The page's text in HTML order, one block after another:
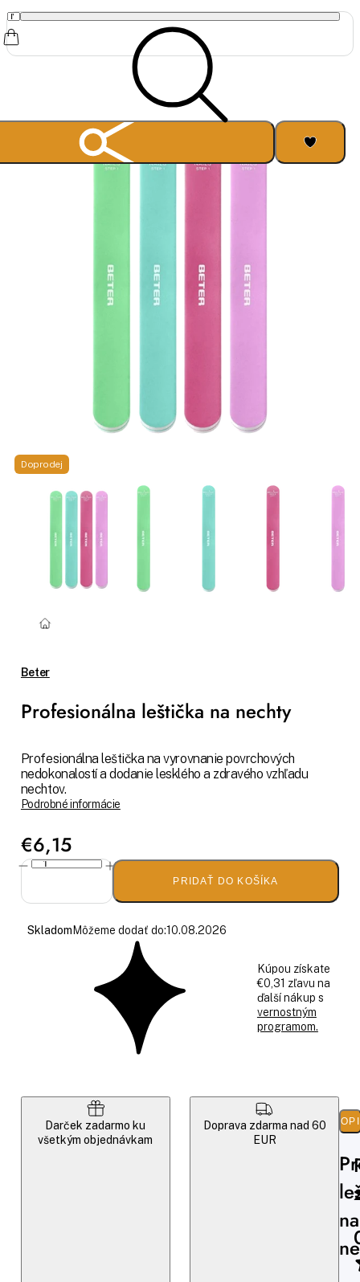
Beter
Profesionálna leštička na nechty
Profesionálna leštička na vyrovnanie povrchových
nedokonalostí a dodanie lesklého a zdravého vzhľadu
nechtov.
Podrobné informácie
€6,15
PRIDAŤ DO KOŠÍKA
Skladom Môžeme dodať do:10.08.2026
Kúpou získate
€0,31 zľavu na
ďalší nákup s
vernostným
programom.
Darček zadarmo ku
všetkým objednávkam
Doprava zdarma nad 60
EUR
Doprodej
na